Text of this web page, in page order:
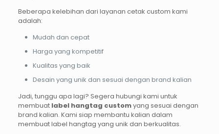
Beberapa kelebihan dari layanan cetak custom kami
adalah:
Mudah dan cepat
Harga yang kompetitif
Kualitas yang baik
Desain yang unik dan sesuai dengan brand kalian
Jadi, tunggu apa lagi? Segera hubungi kami untuk
membuat label hangtag customyang sesuai dengan
brand kalian. Kami siap membantu kalian dalam
membuat label hangtag yang unik dan berkualitas.